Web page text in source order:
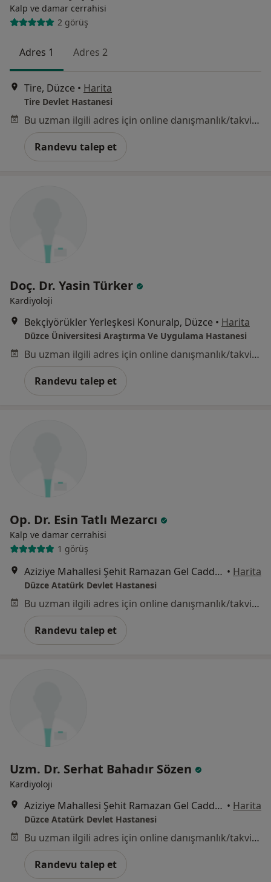
Kalp ve damar cerrahisi
2 görüş
Adres 1 Adres 2
Tire, Düzce • Harita
Tire Devlet Hastanesi
Bu uzman ilgili adres için online danışmanlık/takvim sunmuyor.
Randevu talep et
Doç. Dr. Yasin Türker
Kardiyoloji
Bekçiyörükler Yerleşkesi Konuralp, Düzce • Harita
Düzce Üniversitesi Araştırma Ve Uygulama Hastanesi
Bu uzman ilgili adres için online danışmanlık/takvim sunmuyor.
Randevu talep et
Op. Dr. Esin Tatlı Mezarcı
Kalp ve damar cerrahisi
1 görüş
Aziziye Mahallesi Şehit Ramazan Gel Caddesi No:7, Düzce • Harita
Düzce Atatürk Devlet Hastanesi
Bu uzman ilgili adres için online danışmanlık/takvim sunmuyor.
Randevu talep et
Uzm. Dr. Serhat Bahadır Sözen
Kardiyoloji
Aziziye Mahallesi Şehit Ramazan Gel Caddesi No:7, Düzce • Harita
Düzce Atatürk Devlet Hastanesi
Bu uzman ilgili adres için online danışmanlık/takvim sunmuyor.
Randevu talep et